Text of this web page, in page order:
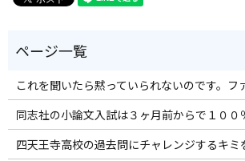
これを聞いたら黙っていられないのです。フ
同志社の小論文入試は３ヶ月前からで１００
四天王寺高校の過去問にチャレンジするキミ